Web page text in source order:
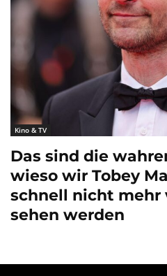
Kino & TV
Das sind die
wieso wir Tobey
schnell nicht mehr
sehen werden